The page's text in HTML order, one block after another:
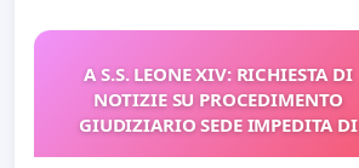
A S.S. LEONE XIV: RICHIESTA DI
NOTIZIE SU PROCEDIMENTO
GIUDIZIARIO SEDE IMPEDITA DI